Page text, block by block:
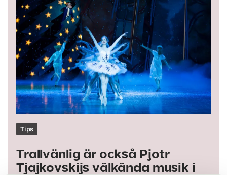
Tips
Trallvänlig är också Pjotr
Tjajkovskijs välkända musik i